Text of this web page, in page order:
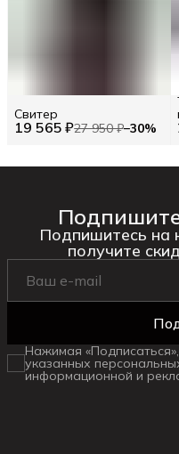
19 565 ₽27 950 ₽−30%
Свитер
Подпишитесь на
получите
Нажимая
указанных
информационной и